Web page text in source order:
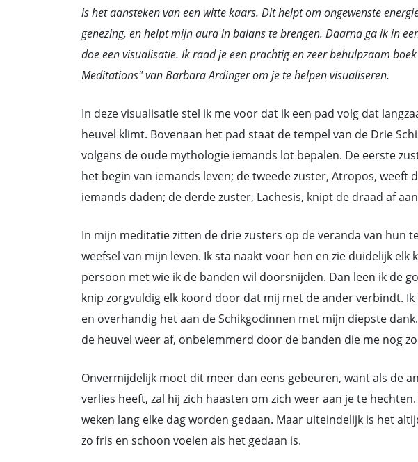
is het aansteken van een witte kaars. Dit helpt om ongewenste
genezing, en helpt mijn aura in balans te brengen. Daarna ga ik in
doe een visualisatie. Ik raad je een prachtig en zeer behulpzaam
Meditations" van Barbara Ardinger om je te helpen visualiseren.
In deze visualisatie stel ik me voor dat ik een pad volg dat
heuvel klimt. Bovenaan het pad staat de tempel van de Drie
volgens de oude mythologie iemands lot bepalen. De eerste
het begin van iemands leven; de tweede zuster, Atropos, weeft
iemands daden; de derde zuster, Lachesis, knipt de draad af
In mijn meditatie zitten de drie zusters op de veranda van hun
weefsel van mijn leven. Ik sta naakt voor hen en zie duidelijk
persoon met wie ik de banden wil doorsnijden. Dan leen ik de
knip zorgvuldig elk koord door dat mij met de ander verbindt.
en overhandig het aan de Schikgodinnen met mijn diepste
de heuvel weer af, onbelemmerd door de banden die me nog
Onvermijdelijk moet dit meer dan eens gebeuren, want als de
verlies heeft, zal hij zich haasten om zich weer aan je te
weken lang elke dag worden gedaan. Maar uiteindelijk is het
zo fris en schoon voelen als het gedaan is.